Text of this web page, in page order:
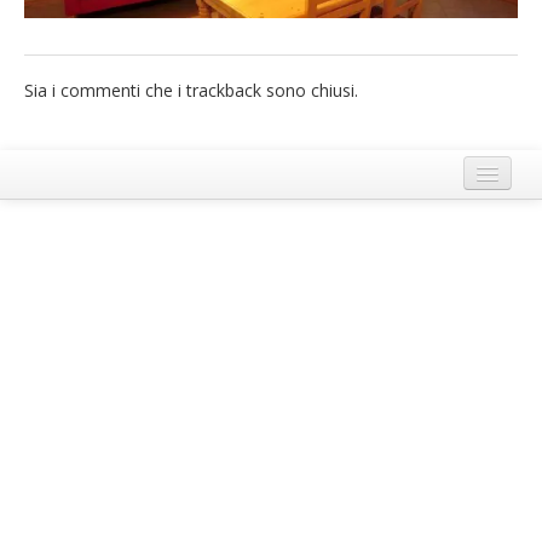
French
Sia i commenti che i trackback sono chiusi.